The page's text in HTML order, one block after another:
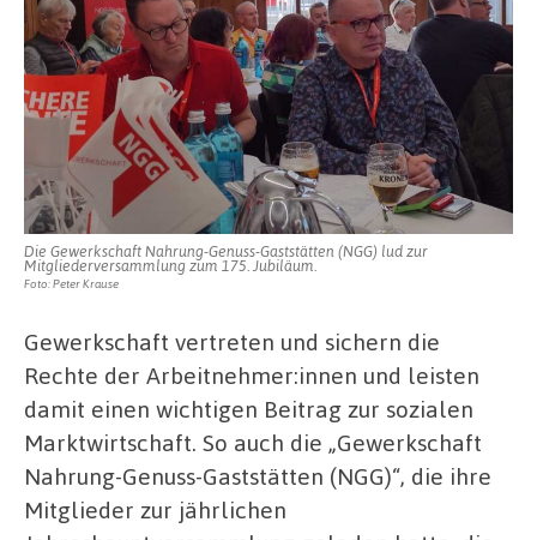
Die Gewerkschaft Nahrung-Genuss-Gaststätten (NGG) lud zur
Mitgliederversammlung zum 175. Jubiläum.
Foto: Peter Krause
Gewerkschaft vertreten und sichern die
Rechte der Arbeitnehmer:innen und leisten
damit einen wichtigen Beitrag zur sozialen
Marktwirtschaft. So auch die „Gewerkschaft
Nahrung-Genuss-Gaststätten (NGG)“, die ihre
Mitglieder zur jährlichen